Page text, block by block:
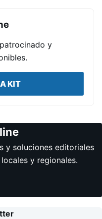
y
KIT
y soluciones editoriales
y regionales.